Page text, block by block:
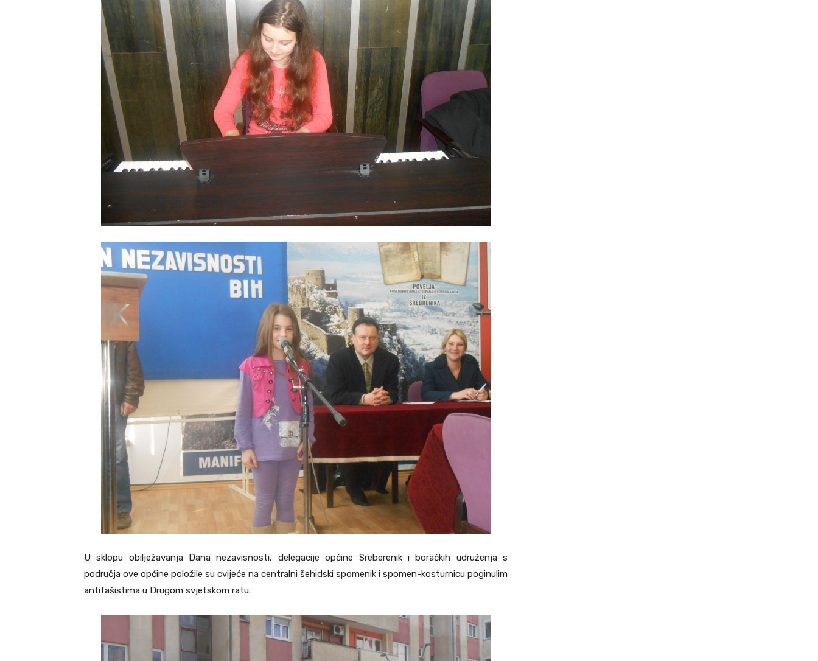
U sklopu obilježavanja Dana nezavisnosti, delegacije općine Sreberenik i boračkih udruženja s
područja ove općine položile su cvijeće na centralni šehidski spomenik i spomen-kosturnicu poginulim
antifašistima u Drugom svjetskom ratu.